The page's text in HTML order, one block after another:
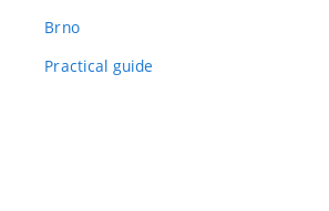
Brno
Practical guide